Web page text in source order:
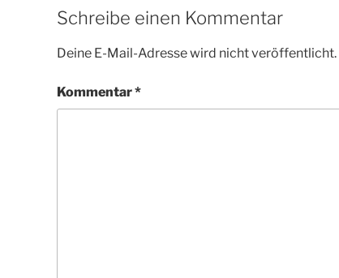
Schreibe einen Kommentar
Deine E-Mail-Adresse wird nicht veröffentlicht.
Kommentar*